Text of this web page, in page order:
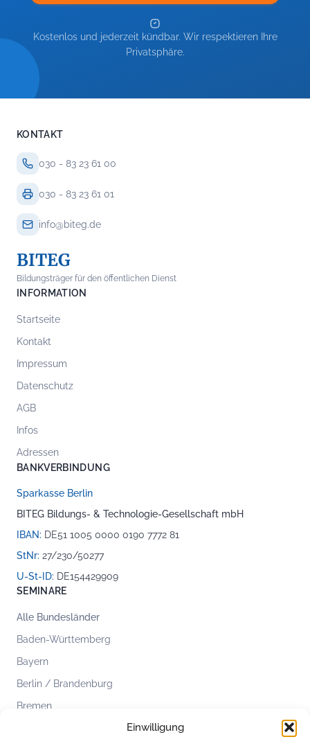
Einwilligung
Kostenlos und jederzeit kündbar. Wir respektieren Ihre
Privatsphäre.
KONTAKT
030 - 83 23 61 00
030 - 83 23 61 01
info@biteg.de
BITEG
Bildungsträger für den öffentlichen Dienst
INFORMATION
Startseite
Kontakt
Impressum
Datenschutz
AGB
Infos
Adressen
BANKVERBINDUNG
Sparkasse Berlin
BITEG Bildungs- & Technologie-Gesellschaft mbH
IBAN: DE51 1005 0000 0190 7772 81
StNr: 27/230/50277
U-St-ID: DE154429909
SEMINARE
Alle Bundesländer
Baden-Württemberg
Bayern
Berlin / Brandenburg
Bremen